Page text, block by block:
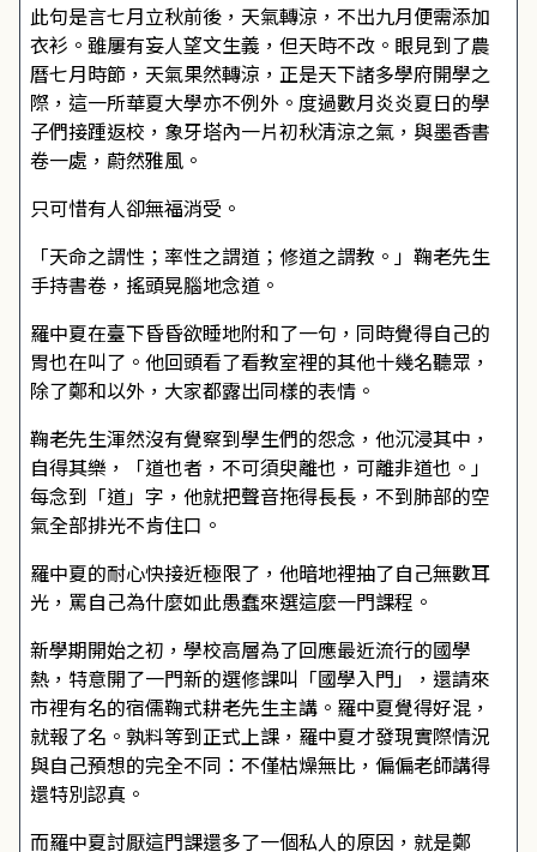
此句是言七月立秋前後，天氣轉涼，不出九月便需添加
衣衫。雖屢有妄人望文生義，但天時不改。眼見到了農
曆七月時節，天氣果然轉涼，正是天下諸多學府開學之
際，這一所華夏大學亦不例外。度過數月炎炎夏日的學
子們接踵返校，象牙塔內一片初秋清涼之氣，與墨香書
卷一處，蔚然雅風。
只可惜有人卻無福消受。
「天命之謂性；率性之謂道；修道之謂教。」鞠老先生
手持書卷，搖頭晃腦地念道。
羅中夏在臺下昏昏欲睡地附和了一句，同時覺得自己的
胃也在叫了。他回頭看了看教室裡的其他十幾名聽眾，
除了鄭和以外，大家都露出同樣的表情。
鞠老先生渾然沒有覺察到學生們的怨念，他沉浸其中，
自得其樂，「道也者，不可須臾離也，可離非道也。」
每念到「道」字，他就把聲音拖得長長，不到肺部的空
氣全部排光不肯住口。
羅中夏的耐心快接近極限了，他暗地裡抽了自己無數耳
光，罵自己為什麼如此愚蠢來選這麼一門課程。
新學期開始之初，學校高層為了回應最近流行的國學
熱，特意開了一門新的選修課叫「國學入門」，還請來
市裡有名的宿儒鞠式耕老先生主講。羅中夏覺得好混，
就報了名。孰料等到正式上課，羅中夏才發現實際情況
與自己預想的完全不同：不僅枯燥無比，偏偏老師講得
還特別認真。
而羅中夏討厭這門課還多了一個私人的原因，就是鄭